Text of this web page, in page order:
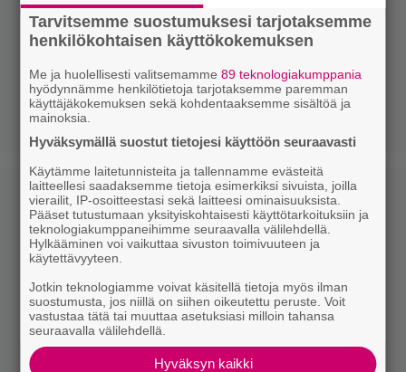
Tarvitsemme suostumuksesi tarjotaksemme
henkilökohtaisen käyttökokemuksen
Me ja huolellisesti valitsemamme89 teknologiakumppania
hyödynnämme henkilötietoja tarjotaksemme paremman
käyttäjäkokemuksen sekä kohdentaaksemme sisältöä ja
mainoksia.
Hyväksymällä suostut tietojesi käyttöön seuraavasti
Käytämme laitetunnisteita ja tallennamme evästeitä
laitteellesi saadaksemme tietoja esimerkiksi sivuista, joilla
vierailit, IP-osoitteestasi sekä laitteesi ominaisuuksista.
Pääset tutustumaan yksityiskohtaisesti käyttötarkoituksiin ja
teknologiakumppaneihimme seuraavalla välilehdellä.
Hylkääminen voi vaikuttaa sivuston toimivuuteen ja
käytettävyyteen.
Jotkin teknologiamme voivat käsitellä tietoja myös ilman
suostumusta, jos niillä on siihen oikeutettu peruste. Voit
vastustaa tätä tai muuttaa asetuksiasi milloin tahansa
seuraavalla välilehdellä.
Hyväksyn kaikki